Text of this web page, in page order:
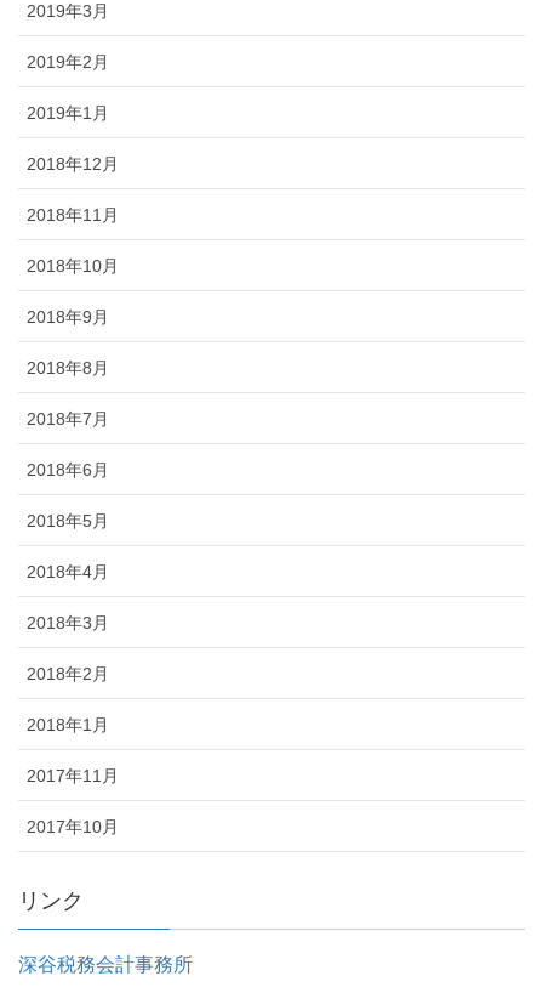
2019年3月
2019年2月
2019年1月
2018年12月
2018年11月
2018年10月
2018年9月
2018年8月
2018年7月
2018年6月
2018年5月
2018年4月
2018年3月
2018年2月
2018年1月
2017年11月
2017年10月
リンク
深谷税務会計事務所